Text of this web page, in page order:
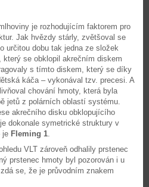
je rozhodujícím faktorem pro
Jak hvězdy stárly, zvětšoval se
určitou dobu tak jedna ze složek
který se obklopil akrečním diskem
s tímto diskem, který se díky
káča – vykonával tzv. precesi. A
chování hmoty, která byla
jetů z polárních oblastí systému.
akrečního disku obklopujícího
dokonale symetrické struktury v
je Fleming 1.
VLT zároveň odhalily prstenec
prstenec hmoty byl pozorován i u
se, že je průvodním znakem